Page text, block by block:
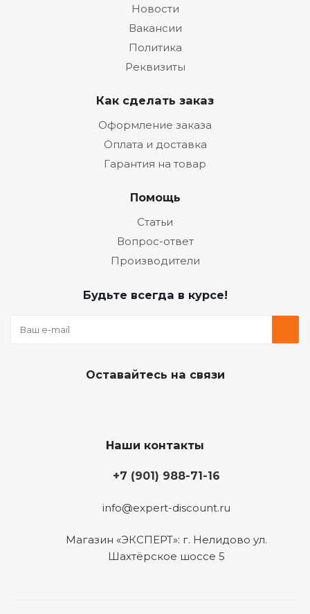
Новости
Вакансии
Политика
Реквизиты
Как сделать заказ
Оформление заказа
Оплата и доставка
Гарантия на товар
Помощь
Статьи
Вопрос-ответ
Производители
Будьте всегда в курсе!
Оставайтесь на связи
Наши контакты
+7 (901) 988-71-16
info@expert-discount.ru
Магазин «ЭКСПЕРТ»: г. Нелидово ул.
Шахтёрское шоссе 5